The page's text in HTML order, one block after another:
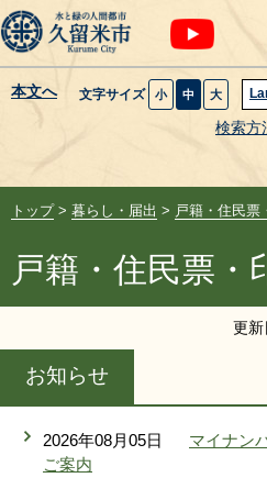
本文へ 文字サイズ 小 中 大
検索方
暮らし・届出
健康・医療・福祉
観光魅力・イベント
創業・産業・ビジネス
計画・政策
サイトマップ
トップ> 暮らし・届出 > 戸籍・住民票
戸籍・住民票・
更新
お知らせ
2026年08月05日
マイナン
ご案内